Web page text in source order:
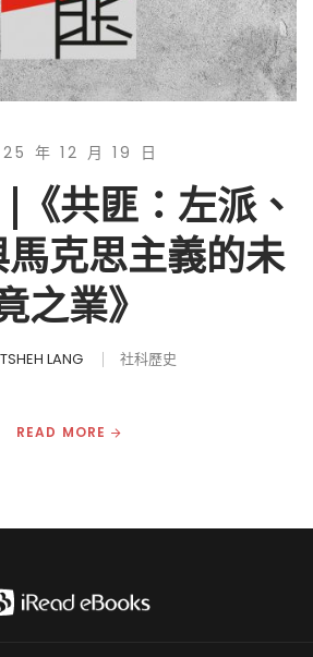
年 12 月 19 日
《共匪：左派、
克思主義的未
之業》
LANG 社科歷史
READ MORE